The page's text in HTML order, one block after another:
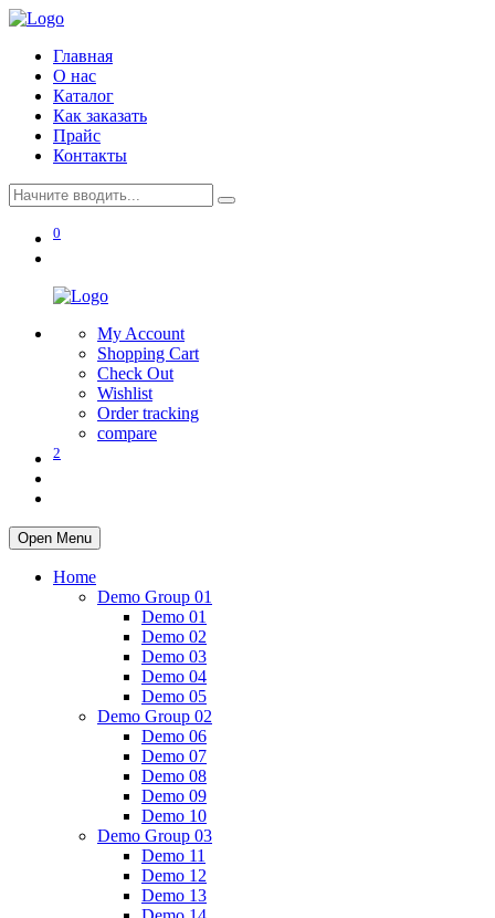
Главная
О нас
Каталог
Как заказать
Прайс
Контакты
0
My Account
Shopping Cart
Check Out
Wishlist
Order tracking
compare
2
Open Menu
Home
Demo Group 01
Demo 01
Demo 02
Demo 03
Demo 04
Demo 05
Demo Group 02
Demo 06
Demo 07
Demo 08
Demo 09
Demo 10
Demo Group 03
Demo 11
Demo 12
Demo 13